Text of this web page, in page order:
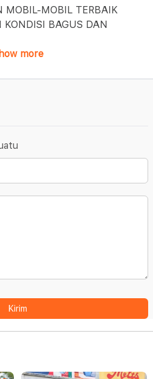
MOBIL-MOBIL TERBAIK
BAGUS DAN
more
Kirim